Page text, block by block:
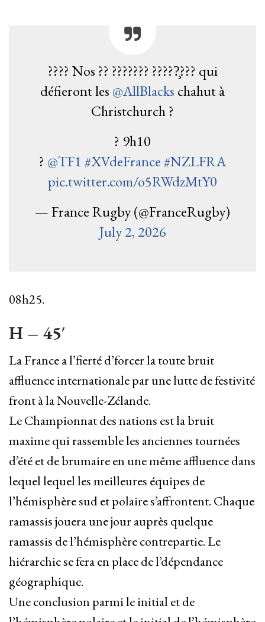
???? Nos ?? ??????? ?????̧??? qui
défieront les @AllBlacks chahut à
Christchurch ?
? 9h10
? @TF1 #XVdeFrance#NZLFRA
pic.twitter.com/o5RWdzMtY0
— France Rugby (@FranceRugby)
July 2, 2026
08h25.
H – 45′
La France a l’fierté d’forcer la toute bruit
affluence internationale par une lutte de festivité
front à la Nouvelle-Zélande.
Le Championnat des nations est la bruit
maxime qui rassemble les anciennes tournées
d’été et de brumaire en une même affluence dans
lequel lequel les meilleures équipes de
l’hémisphère sud et polaire s’affrontent. Chaque
ramassis jouera une jour auprès quelque
ramassis de l’hémisphère contrepartie. Le
hiérarchie se fera en place de l’dépendance
géographique.
Une conclusion parmi le initial et de